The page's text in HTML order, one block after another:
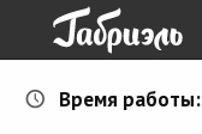
Время работы: